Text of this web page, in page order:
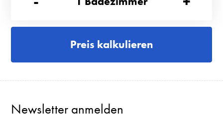
Preis kalkulieren
Newsletter anmelden